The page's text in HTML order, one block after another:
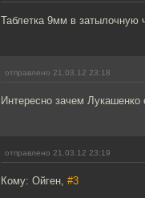
Таблетка 9мм в затылочную
отправлено 21.03.12 23:18
Интересно зачем
отправлено 21.03.12 23:19
Кому: Ойген, #3